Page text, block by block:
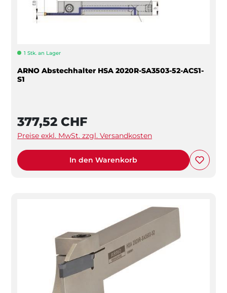
1 Stk. an Lager
ARNO Abstechhalter HSA 2020R-SA3503-52-ACS1-
S1
377,52 CHF
Preise exkl. MwSt. zzgl. Versandkosten
In den Warenkorb